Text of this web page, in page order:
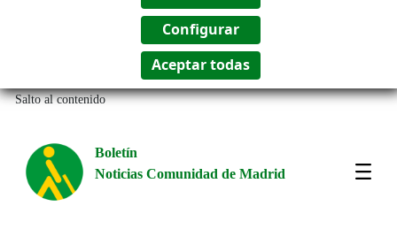
Salto al contenido
Boletín
Noticias Comunidad de Madrid